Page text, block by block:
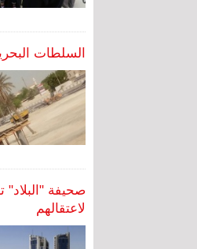
السلطات
صحيفة
لاعتقالهم